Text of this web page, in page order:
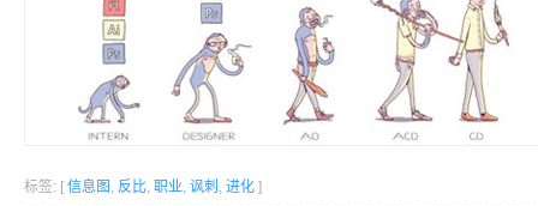
标签: [ 信息图 , 反比, 职业, 讽刺 , 进化 ]